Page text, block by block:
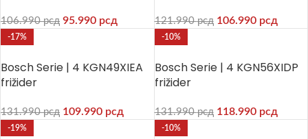
106.990рсд 95.990 рсд 121.990рсд 106.990 рсд
-17%
Bosch Serie | 4 KGN49XIEA
frižider
131.990рсд 109.990 рсд
-10%
Bosch Serie | 4 KGN56XIDP
frižider
131.990рсд 118.990 рсд
-19% -10%